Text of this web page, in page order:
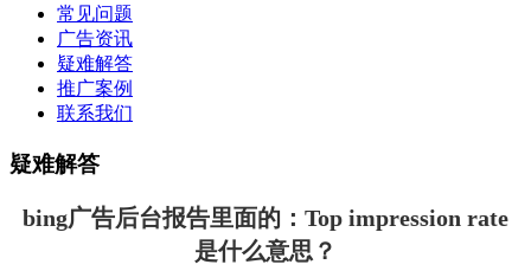
常见问题
广告资讯
疑难解答
推广案例
联系我们
疑难解答
bing广告后台报告里面的：Top impression rate
是什么意思？